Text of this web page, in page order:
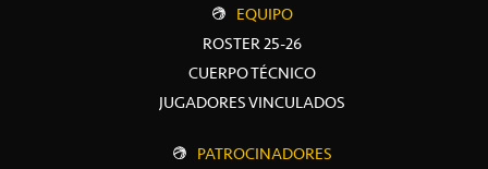
EQUIPO
ROSTER 25-26
CUERPO TÉCNICO
JUGADORES VINCULADOS
PATROCINADORES